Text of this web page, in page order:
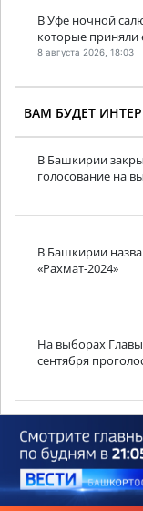
В Уфе ночной
которые приняли
8 августа 2026, 18:03
ВАМ БУДЕТ
В Башкирии
голосование на
В Башкирии
«Рахмат-2024»
На выборах
сентября